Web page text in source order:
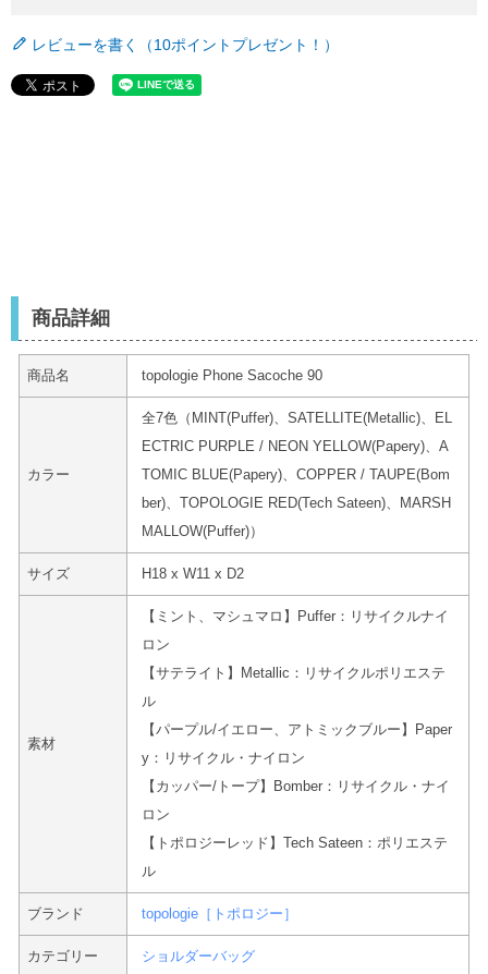
レビューを書く（10ポイントプレゼント！）
商品詳細
商品名 topologie Phone Sacoche 90
カラー
全7色（MINT(Puffer)、SATELLITE(Metallic)、EL
ECTRIC PURPLE / NEON YELLOW(Papery)、A
TOMIC BLUE(Papery)、COPPER / TAUPE(Bom
ber)、 TOPOLOGIE RED(Tech Sateen)、MARSH
MALLOW(Puffer)）
サイズ H18 x W11 x D2
素材
【ミント、マシュマロ】Puffer：リサイクルナイ
ロン
【サテライト】Metallic：リサイクルポリエステ
ル
【パープル/イエロー、アトミックブルー】Paper
y：リサイクル・ナイロン
【カッパー/トープ】Bomber：リサイクル・ナイ
ロン
【 トポロジーレッド】Tech Sateen：ポリエステ
ル
ブランド topologie［トポロジー］
カテゴリー ショルダーバッグ